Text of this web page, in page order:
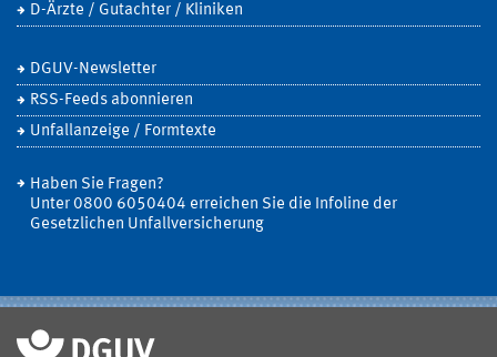
D-Ärzte / Gutachter / Kliniken
DGUV-Newsletter
RSS-Feeds abonnieren
Unfallanzeige / Formtexte
Haben Sie Fragen?
Unter 0800 6050404 erreichen Sie die Infoline der
Gesetzlichen Unfallversicherung